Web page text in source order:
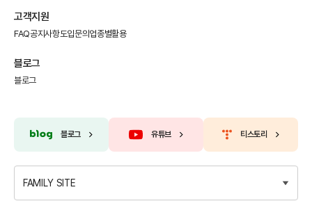
고객지원
FAQ공지사항도입문의 업종별활용
블로그
블로그
블로그 유튜브 티스토리
FAMILY SITE